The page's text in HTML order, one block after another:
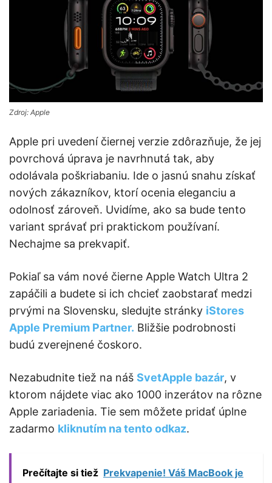
Zdroj: Apple
Apple pri uvedení čiernej verzie zdôrazňuje, že jej
povrchová úprava je navrhnutá tak, aby
odolávala poškriabaniu. Ide o jasnú snahu získať
nových zákazníkov, ktorí ocenia eleganciu a
odolnosť zároveň. Uvidíme, ako sa bude tento
variant správať pri praktickom používaní.
Nechajme sa prekvapiť.
Pokiaľ sa vám nové čierne Apple Watch Ultra 2
zapáčili a budete si ich chcieť zaobstarať medzi
prvými na Slovensku, sledujte stránky iStores
Apple Premium Partner. Bližšie podrobnosti
budú zverejnené čoskoro.
Nezabudnite tiež na náš SvetApple bazár, v
ktorom nájdete viac ako 1000 inzerátov na rôzne
Apple zariadenia. Tie sem môžete pridať úplne
zadarmo kliknutím na tento odkaz.
Prečítajte si tiež Prekvapenie! Váš MacBook je